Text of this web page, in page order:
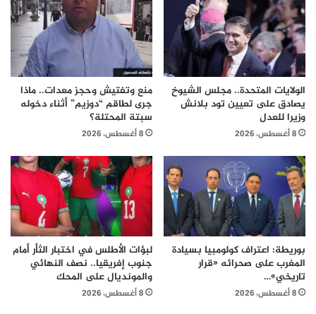
الولايات المتحدة.. مجلس الشيوخ
يصادق على تعيين تود بلانش
وزيرا للعدل
8 أغسطس، 2026
منع وتفتيش وحجز معدات.. ماذا
جرى لطاقم “دوزيم” أثناء دخوله
سبتة المحتلة؟
8 أغسطس، 2026
بوريطة: اعتراف كولومبيا بسيادة
المغرب على صحرائه «قرار
تاريخي»…
8 أغسطس، 2026
لبؤات الأطلس في اختبار الثأر أمام
جنوب إفريقيا.. نصف النهائي
والمونديال على المحك
8 أغسطس، 2026